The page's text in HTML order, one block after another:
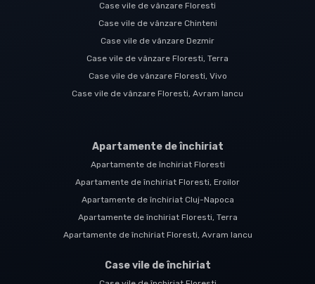
Case vile de vânzare Floresti
Case vile de vânzare Chinteni
Case vile de vânzare Dezmir
Case vile de vânzare Floresti, Terra
Case vile de vânzare Floresti, Vivo
Case vile de vânzare Floresti, Avram Iancu
Apartamente de închiriat
Apartamente de închiriat Floresti
Apartamente de închiriat Floresti, Eroilor
Apartamente de închiriat Cluj-Napoca
Apartamente de închiriat Floresti, Terra
Apartamente de închiriat Floresti, Avram Iancu
Case vile de închiriat